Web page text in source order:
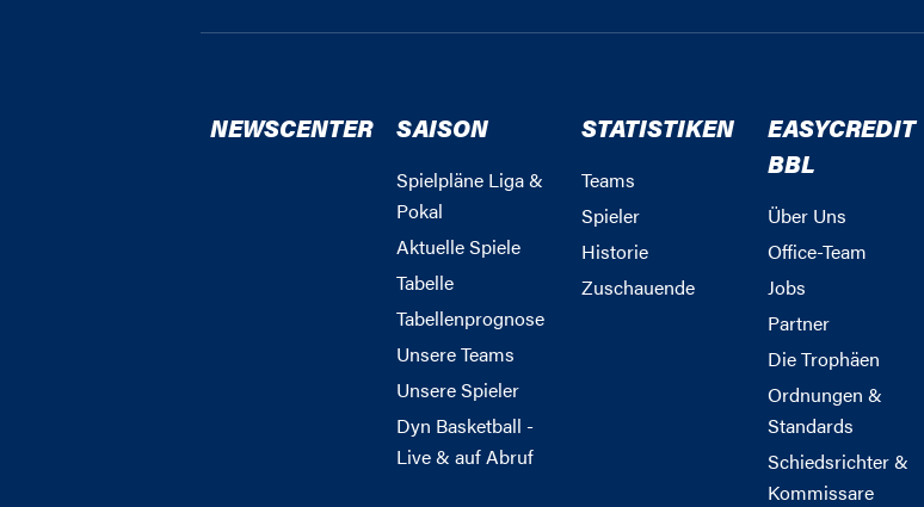
NEWSCENTER SAISON
Spielpläne Liga &
Pokal
Aktuelle Spiele
Tabelle
Tabellenprognose
Unsere Teams
Unsere Spieler
Dyn Basketball -
Live & auf Abruf
STATISTIKEN
Teams
Spieler
Historie
Zuschauende
EASYCREDIT
BBL
Über Uns
Office-Team
Jobs
Partner
Die Trophäen
Ordnungen &
Standards
Schiedsrichter &
Kommissare